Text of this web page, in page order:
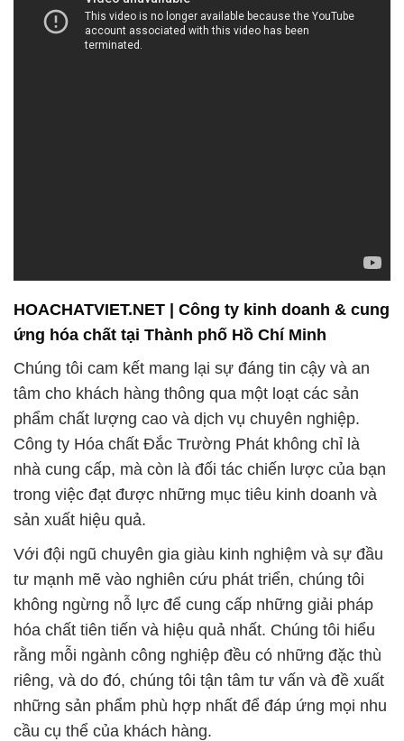
HOACHATVIET.NET | Công ty kinh doanh & cung
ứng hóa chất tại Thành phố Hồ Chí Minh
Chúng tôi cam kết mang lại sự đáng tin cậy và an
tâm cho khách hàng thông qua một loạt các sản
phẩm chất lượng cao và dịch vụ chuyên nghiệp.
Công ty Hóa chất Đắc Trường Phát không chỉ là
nhà cung cấp, mà còn là đối tác chiến lược của bạn
trong việc đạt được những mục tiêu kinh doanh và
sản xuất hiệu quả.
Với đội ngũ chuyên gia giàu kinh nghiệm và sự đầu
tư mạnh mẽ vào nghiên cứu phát triển, chúng tôi
không ngừng nỗ lực để cung cấp những giải pháp
hóa chất tiên tiến và hiệu quả nhất. Chúng tôi hiểu
rằng mỗi ngành công nghiệp đều có những đặc thù
riêng, và do đó, chúng tôi tận tâm tư vấn và đề xuất
những sản phẩm phù hợp nhất để đáp ứng mọi nhu
cầu cụ thể của khách hàng.